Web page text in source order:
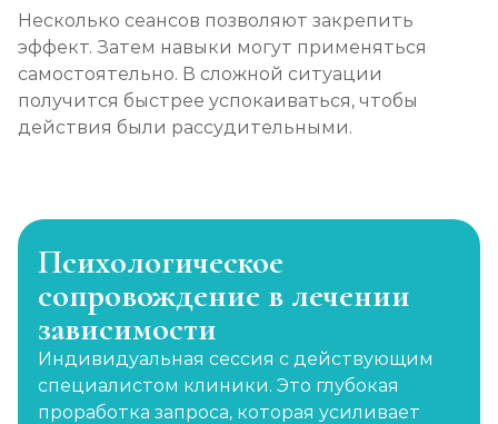
Несколько сеансов позволяют закрепить
эффект. Затем навыки могут применяться
самостоятельно. В сложной ситуации
получится быстрее успокаиваться, чтобы
действия были рассудительными.
Психологическое
сопровождение в лечении
зависимости
Индивидуальная сессия с действующим
специалистом клиники. Это глубокая
проработка запроса, которая усиливает